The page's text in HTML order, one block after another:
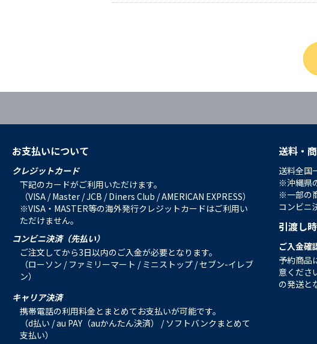
お支払いについて
クレジットカード
下記のカードがご利用いただけます。
（VISA / Master / JCB / Diners Club / AMERICAN EXPRESS）
※VISA・MASTER等の海外発行クレジットカードはご利用い
ただけません。
コンビニ決済（先払い）
ご注文してから3日以内のご入金が必要となります。
（ローソン / ファミリーマート / ミニストップ / セブン-イレブ
ン）
キャリア決済
携帯電話の利用料金とまとめてお支払いが可能です。
（d払い / au PAY（auかんたん決済） / ソフトバンクまとめて
支払い）
送料・
送料全国
※沖縄県
※一部の
コンビニ
引渡し
ご入金確
予約商品
意くださ
の発送と